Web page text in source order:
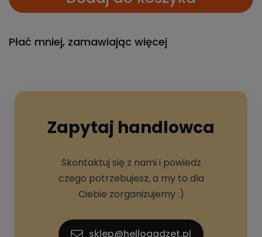
Płać mniej, zamawiając więcej
Zapytaj handlowca
Skontaktuj się z nami i powiedz
czego potrzebujesz, a my to dla
Ciebie zorganizujemy :)
sklep@hellogadzet.pl